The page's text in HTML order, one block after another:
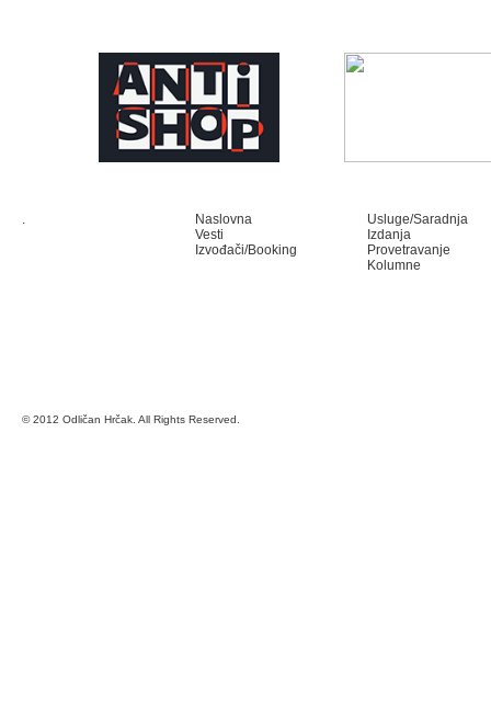
.
Naslovna
Vesti
Izvođači/Booking
Usluge/Saradnja
Izdanja
Provetravanje
Kolumne
© 2012 Odličan Hrčak. All Rights Reserved.